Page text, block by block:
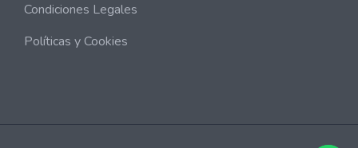
Condiciones Legales
Políticas y Cookies